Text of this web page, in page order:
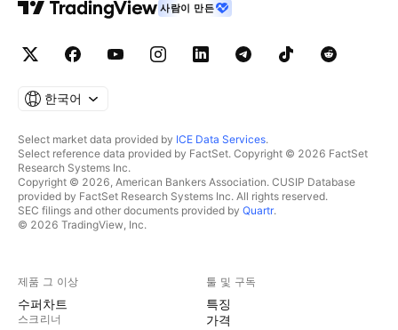
사람이 만든
한국어
Select market data provided by ICE Data Services.
Select reference data provided by FactSet. Copyright © 2026 FactSet
Research Systems Inc.
Copyright © 2026, American Bankers Association. CUSIP Database
provided by FactSet Research Systems Inc. All rights reserved.
SEC filings and other documents provided by Quartr.
© 2026 TradingView, Inc.
제품 그 이상
수퍼차트
스크리너
툴 및 구독
특징
가격